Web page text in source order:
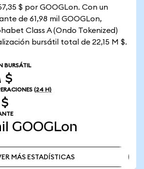
$ por GOOGLon. Con un
de 61,98 mil GOOGLon,
Class A (Ondo Tokenized)
bursátil total de 22,15 M $.
BURSÁTIL
$
(24 H)
GOOGLon
MÁS ESTADÍSTICAS